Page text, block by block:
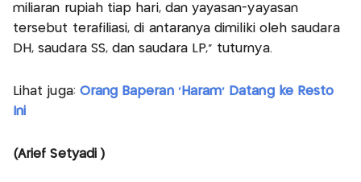
miliaran rupiah tiap hari, dan yayasan-yayasan
tersebut terafiliasi, di antaranya dimiliki oleh saudara
DH, saudara SS, dan saudara LP,” tuturnya.
Lihat juga: Orang Baperan 'Haram' Datang ke Resto
Ini
(Arief Setyadi )